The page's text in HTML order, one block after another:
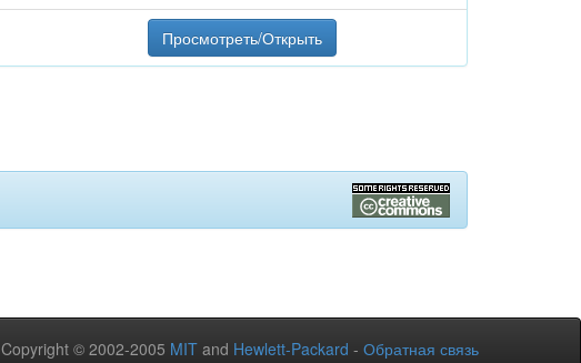
Просмотреть/Открыть
Copyright © 2002-2005 MIT and Hewlett-Packard - Обратная связь